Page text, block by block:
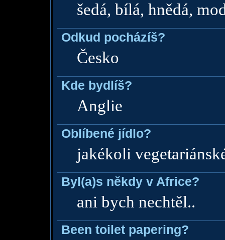
šedá, bílá, hnědá,
Odkud pocházíš?
Česko
Kde bydlíš?
Anglie
Oblíbené jídlo?
jakékoli
Byl(a)s někdy v Africe?
ani bych nechtěl..
Been toilet papering?